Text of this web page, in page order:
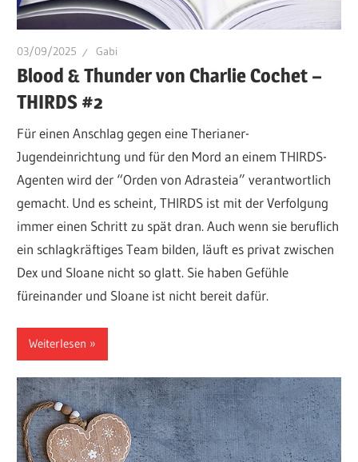
03/09/2025 Gabi
Blood & Thunder von Charlie Cochet –
THIRDS #2
Für einen Anschlag gegen eine Therianer-
Jugendeinrichtung und für den Mord an einem THIRDS-
Agenten wird der “Orden von Adrasteia” verantwortlich
gemacht. Und es scheint, THIRDS ist mit der Verfolgung
immer einen Schritt zu spät dran. Auch wenn sie beruflich
ein schlagkräftiges Team bilden, läuft es privat zwischen
Dex und Sloane nicht so glatt. Sie haben Gefühle
füreinander und Sloane ist nicht bereit dafür.
Weiterlesen